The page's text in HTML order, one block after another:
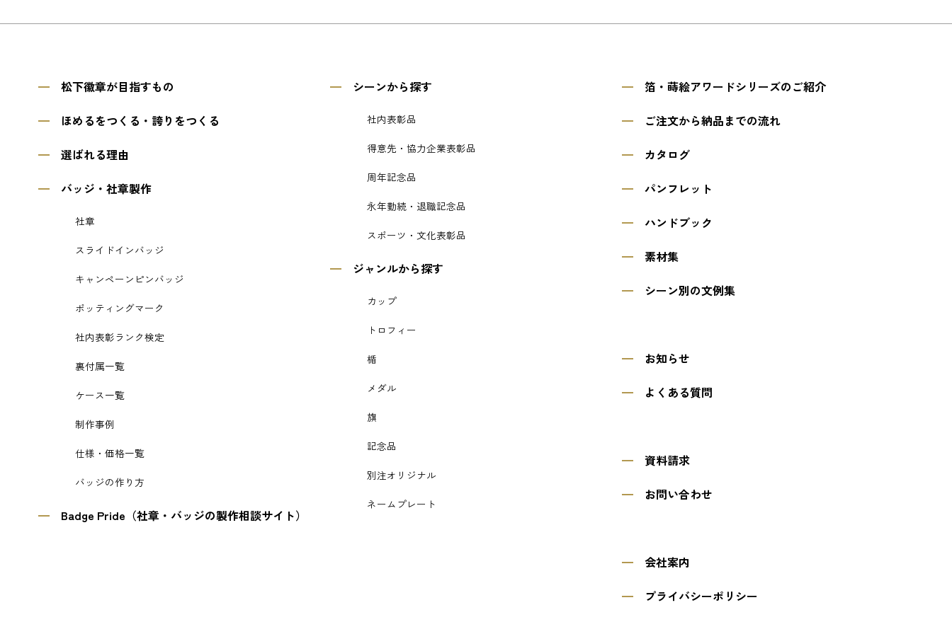
松下徽章が目指すもの
ほめるをつくる・誇りをつくる
選ばれる理由
バッジ・社章製作
社章
スライドインバッジ
キャンペーンピンバッジ
ポッティングマーク
社内表彰ランク検定
裏付属一覧
ケース一覧
制作事例
仕様・価格一覧
バッジの作り方
Badge Pride（社章・バッジの製作相談サイト）
シーンから探す
社内表彰品
得意先・協力企業表彰品
周年記念品
永年勤続・退職記念品
スポーツ・文化表彰品
ジャンルから探す
カップ
トロフィー
楯
メダル
旗
記念品
別注オリジナル
ネームプレート
箔・蒔絵アワードシリーズのご紹介
ご注文から納品までの流れ
カタログ
パンフレット
ハンドブック
素材集
シーン別の文例集
お知らせ
よくある質問
資料請求
お問い合わせ
会社案内
プライバシーポリシー